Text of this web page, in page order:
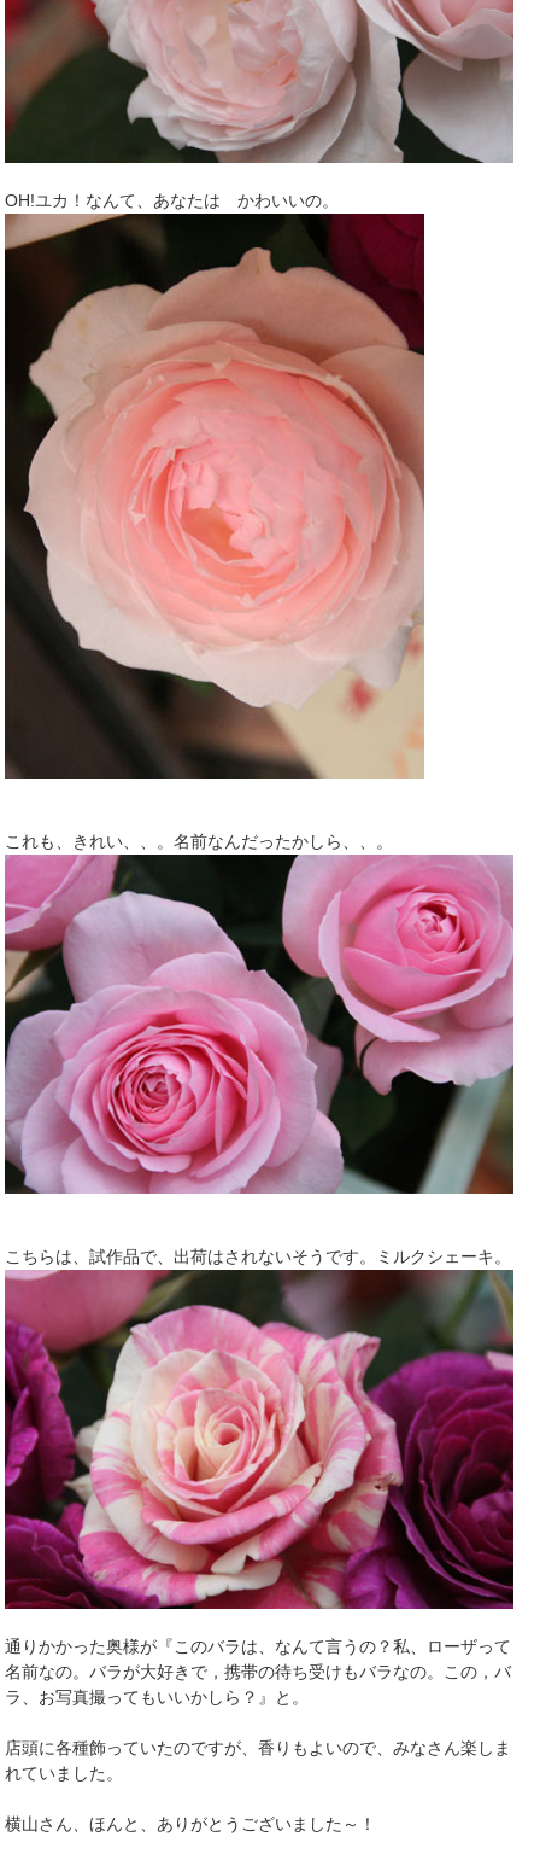
OH!ユカ！なんて、あなたは かわいいの。
これも、きれい、、。名前なんだったかしら、、。
こちらは、試作品で、出荷はされないそうです。ミルクシェーキ。
通りかかった奥様が『このバラは、なんて言うの？私、ローザって
名前なの。バラが大好きで，携帯の待ち受けもバラなの。この，バ
ラ、お写真撮ってもいいかしら？』と。
店頭に各種飾っていたのですが、香りもよいので、みなさん楽しま
れていました。
横山さん、ほんと、ありがとうございました～！